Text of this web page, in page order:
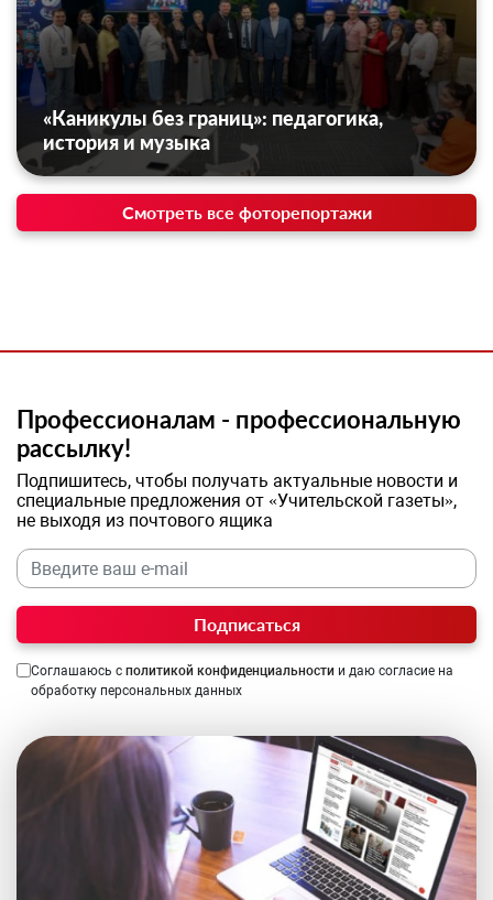
«Каникулы без границ»: педагогика,
история и музыка
Смотреть все фоторепортажи
Профессионалам - профессиональную
рассылку!
Подпишитесь, чтобы получать актуальные новости и
специальные предложения от «Учительской газеты»,
не выходя из почтового ящика
Подписаться
Соглашаюсь с политикой конфиденциальности и даю согласие на
обработку персональных данных